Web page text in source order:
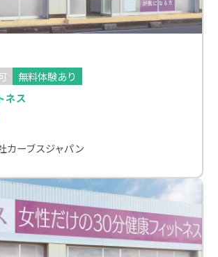
無料体験あり
ネス
カーブスジャパン